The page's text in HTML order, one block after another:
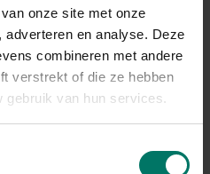
onze site met onze
en analyse. Deze
combineren met andere
verstrekt of die ze hebben
gebruik van hun services.
jou werkt.
en alcohol
kan je bloedsuikerspiegel